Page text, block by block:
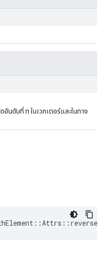
นดับที่ n ในเวกเตอร์และในทาง